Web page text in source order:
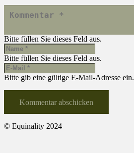
Bitte füllen Sie dieses Feld aus.
Bitte füllen Sie dieses Feld aus.
Bitte gib eine gültige E-Mail-Adresse ein.
Kommentar abschicken
© Equinality 2024